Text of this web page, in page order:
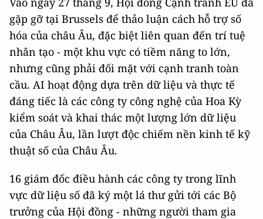
gặp gỡ tại Brussels để thảo luận cách hỗ trợ số
hóa của châu Âu, đặc biệt liên quan đến trí tuệ
nhân tạo - một khu vực có tiềm năng to lớn,
nhưng cũng phải đối mặt với cạnh tranh toàn
cầu. AI hoạt động dựa trên dữ liệu và thực tế
đáng tiếc là các công ty công nghệ của Hoa Kỳ
kiểm soát và khai thác một lượng lớn dữ liệu
của Châu Âu, lần lượt độc chiếm nền kinh tế kỹ
thuật số của Châu Âu.
16 giám đốc điều hành các công ty trong lĩnh
vực dữ liệu số đã ký một lá thư gửi tới các Bộ
trưởng của Hội đồng - những người tham gia